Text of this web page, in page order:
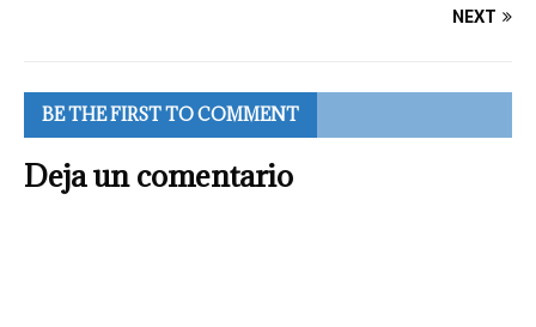
NEXT
BE THE FIRST TO COMMENT
Deja un comentario